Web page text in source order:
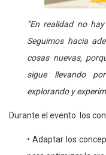
“En realidad no
Seguimos hacia
cosas nuevas,
sigue llevando
explorando y
Durante el evento los
• Adaptar los